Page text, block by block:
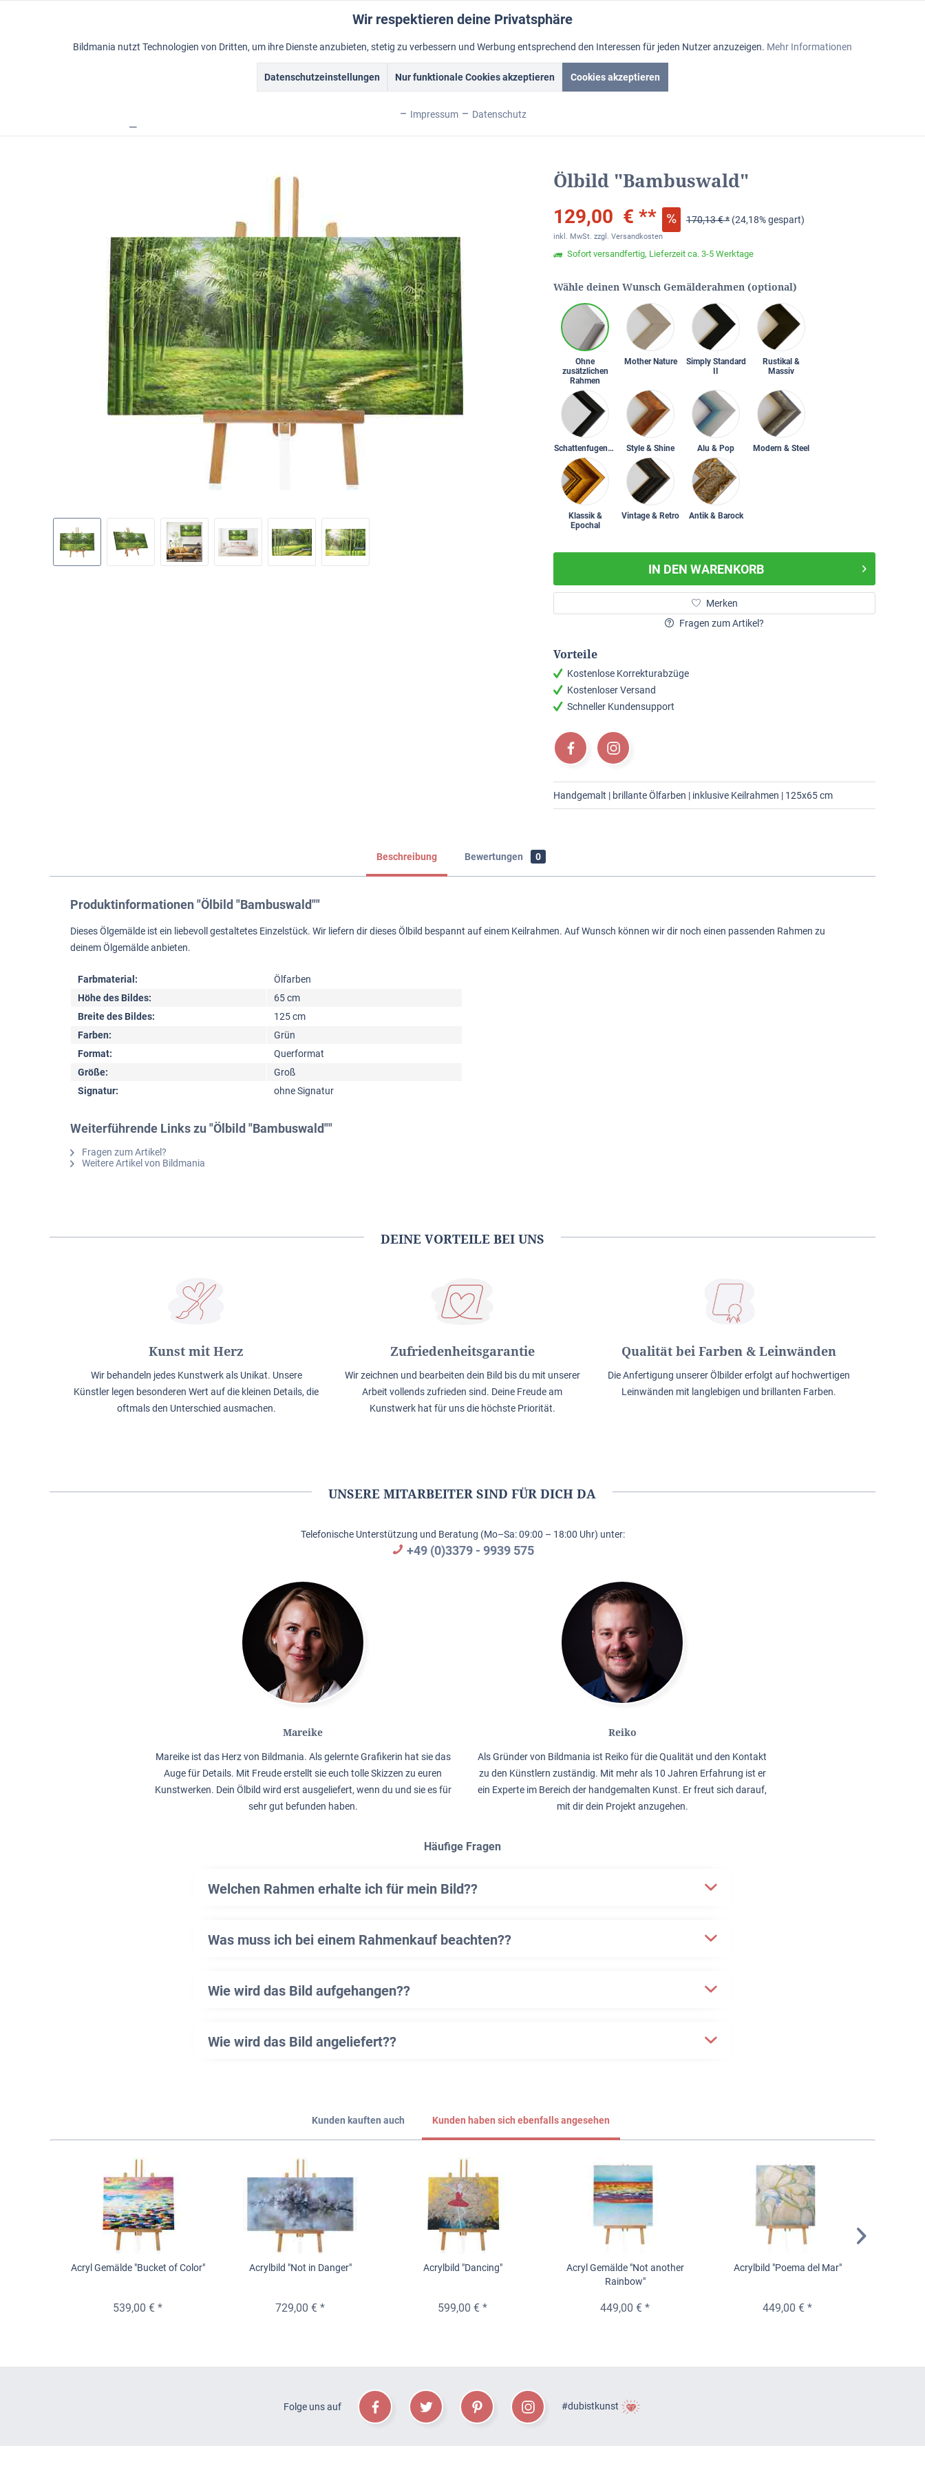
Ölbilder Acrylbilder Rahmen Ölbild vom Foto Foto malen lassen Gutscheine
Ölbild "Bambuswald"
129,00 € ** 170,13 € * (24,18% gespart)
inkl. MwSt. zzgl. Versandkosten
Sofort versandfertig, Lieferzeit ca. 3-5 Werktage
Wähle deinen Wunsch Gemälderahmen (optional)
Ohne
zusätzlichen
Rahmen
Mother Nature
Simply Standard
Rustikal &
Massiv
Schattenfugenrahmen Style & Shine Alu & Pop Modern & Steel
Klassik &
Epochal
Vintage & Retro Antik & Barock
IN DEN WARENKORB
Merken
Fragen zum Artikel?
Vorteile
Kostenlose Korrekturabzüge
Kostenloser Versand
Schneller Kundensupport
Handgemalt | brillante Ölfarben | inklusive Keilrahmen | 125x65 cm
Beschreibung Bewertungen 0
Produktinformationen "Ölbild "Bambuswald""
Dieses Ölgemälde ist ein liebevoll gestaltetes Einzelstück. Wir liefern dir dieses Ölbild bespannt auf einem Keilrahmen. Auf Wunsch können wir dir noch einen passenden Rahmen zu
deinem Ölgemälde anbieten.
Farbmaterial:
Ölfarben
Höhe des Bildes:
65 cm
Breite des Bildes:
125 cm
Farben:
Grün
Format:
Querformat
Größe:
Groß
Signatur:
ohne Signatur
Weiterführende Links zu "Ölbild "Bambuswald""
Fragen zum Artikel?
Weitere Artikel von Bildmania
DEINE VORTEILE BEI UNS
Kunst mit Herz
Wir behandeln jedes Kunstwerk als Unikat. Unsere
Künstler legen besonderen Wert auf die kleinen Details, die
oftmals den Unterschied ausmachen.
Zufriedenheitsgarantie
Wir zeichnen und bearbeiten dein Bild bis du mit unserer
Arbeit vollends zufrieden sind. Deine Freude am
Kunstwerk hat für uns die höchste Priorität.
Qualität bei Farben & Leinwänden
Die Anfertigung unserer Ölbilder erfolgt auf hochwertigen
Leinwänden mit langlebigen und brillanten Farben.
UNSERE MITARBEITER SIND FÜR DICH DA
Telefonische Unterstützung und Beratung (Mo–Sa: 09:00 – 18:00 Uhr) unter:
+49 (0)3379 - 9939 575
Mareike
Mareike ist das Herz von Bildmania. Als gelernte Grafikerin hat sie das
Auge für Details. Mit Freude erstellt sie euch tolle Skizzen zu euren
Kunstwerken. Dein Ölbild wird erst ausgeliefert, wenn du und sie es für
sehr gut befunden haben.
Reiko
Als Gründer von Bildmania ist Reiko für die Qualität und den Kontakt
zu den Künstlern zuständig. Mit mehr als 10 Jahren Erfahrung ist er
ein Experte im Bereich der handgemalten Kunst. Er freut sich darauf,
mit dir dein Projekt anzugehen.
Häufige Fragen
Welchen Rahmen erhalte ich für mein Bild??
Was muss ich bei einem Rahmenkauf beachten??
Wie wird das Bild aufgehangen??
Wie wird das Bild angeliefert??
Kunden kauften auch Kunden haben sich ebenfalls angesehen
Acryl Gemälde "Bucket of Color"
539,00 € *
Acrylbild "Not in Danger"
729,00 € *
Acrylbild "Dancing"
599,00 € *
Acryl Gemälde "Not another
Rainbow"
449,00 € *
Acrylbild "Poema del Mar"
449,00 € *
Folge uns auf #dubistkunst
Inaktiv
Wir respektieren deine Privatsphäre
Bildmania nutzt Technologien von Dritten, um ihre Dienste anzubieten, stetig zu verbessern und Werbung entsprechend den Interessen für jeden Nutzer anzuzeigen. Mehr Informationen
Datenschutzeinstellungen Nur funktionale Cookies akzeptieren Cookies akzeptieren
Impressum Datenschutz